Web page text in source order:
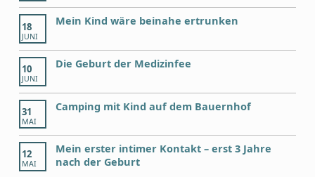
18
JUNI
Mein Kind wäre beinahe ertrunken
10
JUNI
Die Geburt der Medizinfee
31
MAI
Camping mit Kind auf dem Bauernhof
12
MAI
Mein erster intimer Kontakt – erst 3 Jahre
nach der Geburt